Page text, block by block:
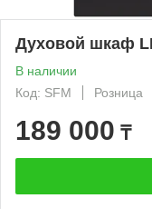
Духовой шкаф
В наличии
Код: SFM
Розница
189 000 ₸